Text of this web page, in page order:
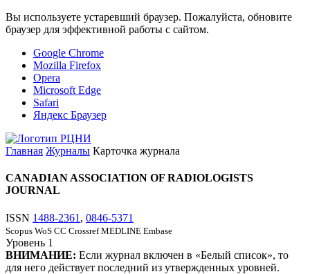
Вы используете устаревший браузер. Пожалуйста, обновите
браузер для эффективной работы с сайтом.
Google Chrome
Mozilla Firefox
Opera
Microsoft Edge
Safari
Яндекс Браузер
Главная Журналы Карточка журнала
CANADIAN ASSOCIATION OF RADIOLOGISTS
JOURNAL
ISSN 1488-2361 , 0846-5371
Scopus WoS CC Crossref MEDLINE Embase
Уровень 1
ВНИМАНИЕ: Если журнал включен в «Белый список», то
для него действует последний из утвержденных уровней.